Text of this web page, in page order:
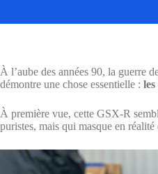
À l’aube des années 90, la guerre
démontre une chose essentielle :
À première vue, cette GSX-R
puristes, mais qui masque en réalité